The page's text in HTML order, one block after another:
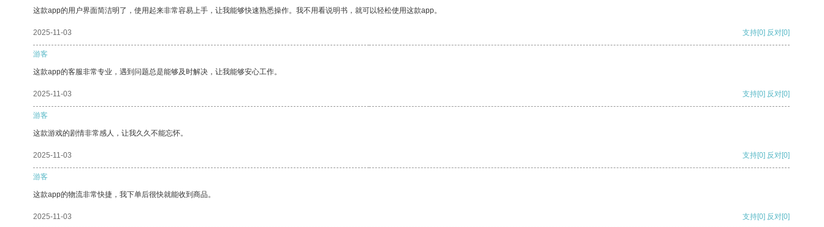
这款app的用户界面简洁明了，使用起来非常容易上手，让我能够快速熟悉操作。我不用看说明书，就可以轻松使用这款app。
2025-11-03 支持[0] 反对[0]
游客
这款app的客服非常专业，遇到问题总是能够及时解决，让我能够安心工作。
2025-11-03 支持[0] 反对[0]
游客
这款游戏的剧情非常感人，让我久久不能忘怀。
2025-11-03 支持[0] 反对[0]
游客
这款app的物流非常快捷，我下单后很快就能收到商品。
2025-11-03 支持[0] 反对[0]